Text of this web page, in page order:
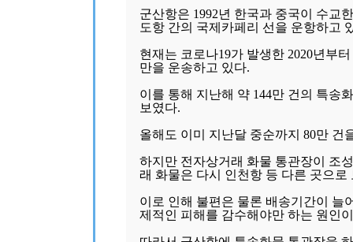
군산항은 1992년 한국과 중국이 수교
도항 간의 국제카페리 선을 운항하고
현재는 코로나19가 발생한 2020년부
만을 운송하고 있다.
이를 통해 지난해 약 144만 건의 특송
보였다.
올해도 이미 지난달 중순까지 80만 건
하지만 전자상거래 화물 통관장이 조
래 화물은 다시 인천항 등 다른 곳으
이로 인해 불편은 물론 배송기간이 늘
제적인 피해를 감수해야만 하는 원인